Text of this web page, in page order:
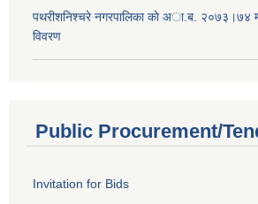
पथरीशनिश्चरे नगरपालिका काे अा.ब. २०७३।७४
विवरण
Public Procurement/
Invitation for Bids